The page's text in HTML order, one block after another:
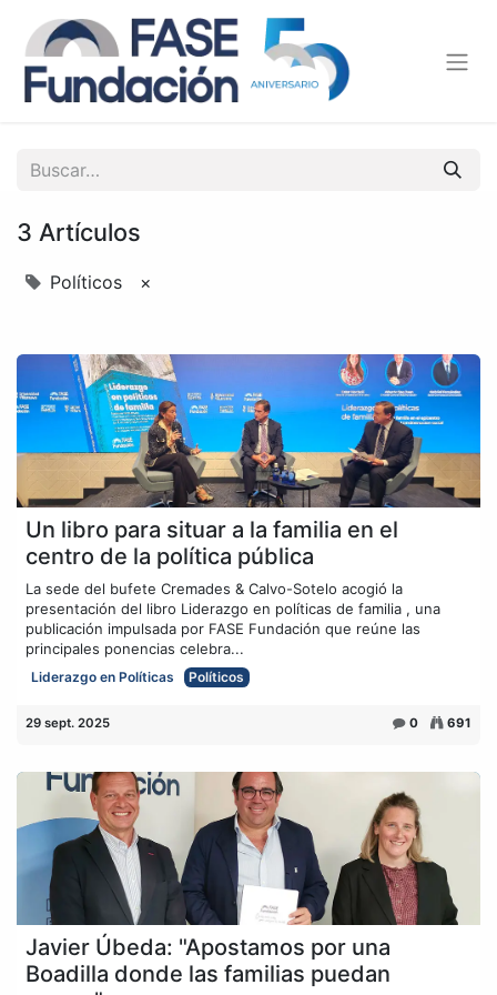
3 Artículos
Políticos ×
Un libro para situar a la familia en el
centro de la política pública
La sede del bufete Cremades & Calvo-Sotelo acogió la
presentación del libro Liderazgo en políticas de familia , una
publicación impulsada por FASE Fundación que reúne las
principales ponencias celebra...
Liderazgo en Políticas Políticos
29 sept. 2025 0 691
Javier Úbeda: "Apostamos por una
Boadilla donde las familias puedan